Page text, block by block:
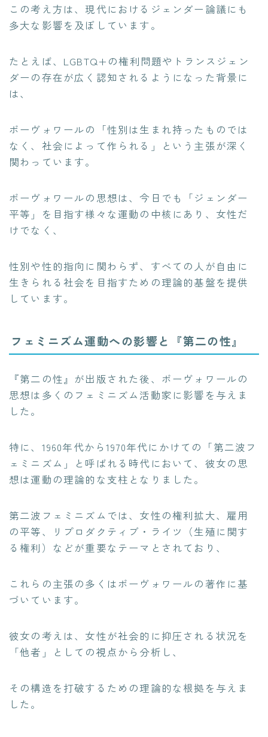
この考え方は、現代におけるジェンダー論議にも
多大な影響を及ぼしています。
たとえば、LGBTQ+の権利問題やトランスジェン
ダーの存在が広く認知されるようになった背景に
は、
ボーヴォワールの「性別は生まれ持ったものでは
なく、社会によって作られる」という主張が深く
関わっています。
ボーヴォワールの思想は、今日でも「ジェンダー
平等」を目指す様々な運動の中核にあり、女性だ
けでなく、
性別や性的指向に関わらず、すべての人が自由に
生きられる社会を目指すための理論的基盤を提供
しています。
フェミニズム運動への影響と『第二の性』
『第二の性』が出版された後、ボーヴォワールの
思想は多くのフェミニズム活動家に影響を与えま
した。
特に、1960年代から1970年代にかけての「第二波フ
ェミニズム」と呼ばれる時代において、彼女の思
想は運動の理論的な支柱となりました。
第二波フェミニズムでは、女性の権利拡大、雇用
の平等、リプロダクティブ・ライツ（生殖に関す
る権利）などが重要なテーマとされており、
これらの主張の多くはボーヴォワールの著作に基
づいています。
彼女の考えは、女性が社会的に抑圧される状況を
「他者」としての視点から分析し、
その構造を打破するための理論的な根拠を与えま
した。